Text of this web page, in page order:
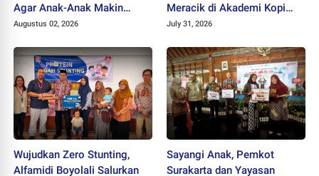
Agar Anak-Anak Makin
Kreatif
Augustus 02, 2026
Meracik di Akademi Kopi
Santri
July 31, 2026
Wujudkan Zero Stunting,
Alfamidi Boyolali Salurkan
Sayangi Anak, Pemkot
Surakarta dan Yayasan